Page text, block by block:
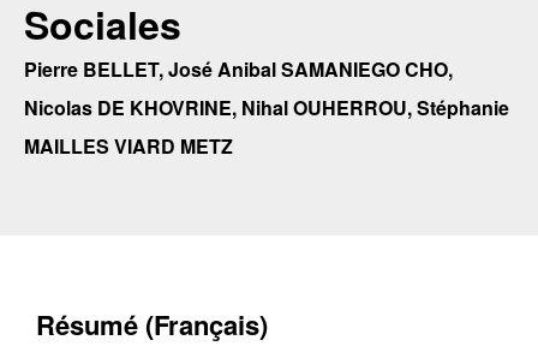
Sociales
Pierre BELLET, José Anibal SAMANIEGO CHO,
Nicolas DE KHOVRINE, Nihal OUHERROU, Stéphanie
MAILLES VIARD METZ
Résumé (Français)